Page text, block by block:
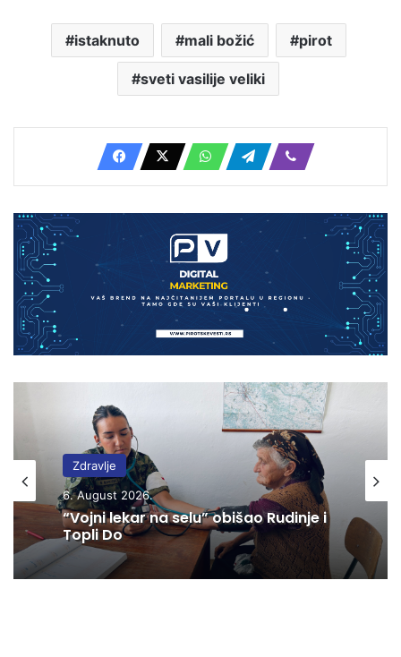
istaknuto mali božić pirot
sveti vasilije veliki
Zdravlje
6. August 2026.
“Vojni lekar na selu” obišao Rudinje i
Topli Do